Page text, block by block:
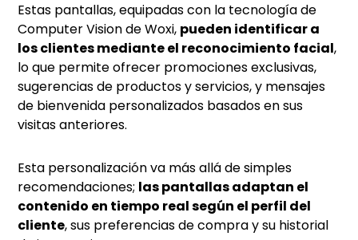
Estas pantallas, equipadas con la tecnología de
Computer Vision de Woxi, pueden identificar a
los clientes mediante el reconocimiento facial,
lo que permite ofrecer promociones exclusivas,
sugerencias de productos y servicios, y mensajes
de bienvenida personalizados basados en sus
visitas anteriores.
Esta personalización va más allá de simples
recomendaciones; las pantallas adaptan el
contenido en tiempo real según el perfil del
cliente, sus preferencias de compra y su historial